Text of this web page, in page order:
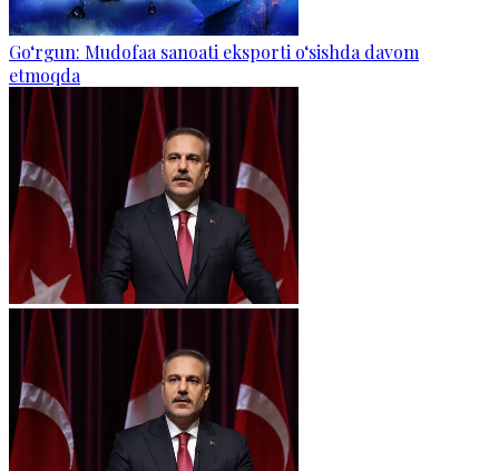
Go‘rgun: Mudofaa sanoati eksporti o‘sishda davom
etmoqda